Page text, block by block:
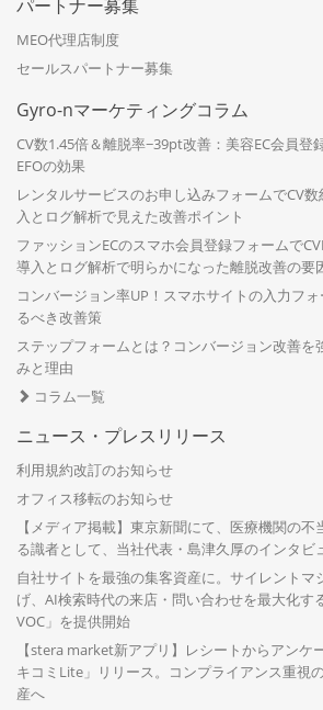
パートナー募集
MEO代理店制度
セールスパートナー募集
Gyro-nマーケティングコラム
CV数1.45倍＆離脱率−39pt改善：美容EC会員登
EFOの効果
レンタルサービスのお申し込みフォームでCV
入とログ解析で見えた改善ポイント
ファッションECのスマホ会員登録フォームで
導入とログ解析で明らかになった離脱改善の要
コンバージョン率UP！スマホサイトの入力フ
るべき改善策
ステップフォームとは？コンバージョン改善を
みと理由
コラム一覧
ニュース・プレスリリース
利用規約改訂のお知らせ
オフィス移転のお知らせ
【メディア掲載】東京新聞にて、医療機関の
る識者として、当社代表・島津久厚のインタビ
自社サイトを最強の集客資産に。サイレントマ
げ、AI検索時代の来店・問い合わせを最大化す
VOC」を提供開始
【stera market新アプリ】レシートからアンケ
キコミLite」リリース。コンプライアンス重視
産へ